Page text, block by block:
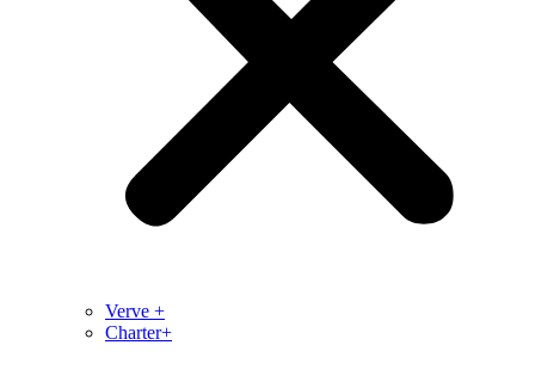
Verve +
Charter+